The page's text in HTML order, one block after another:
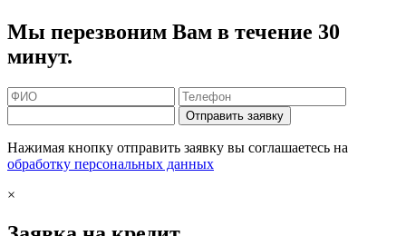
Мы перезвоним Вам в течение 30
минут.
Отправить заявку
Нажимая кнопку отправить заявку вы соглашаетесь на
обработку персональных данных
×